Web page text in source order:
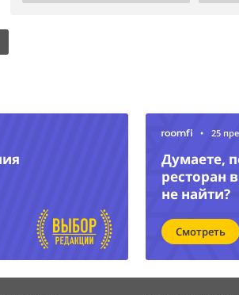
• 25
Думаете,
ресторан
не найти?
Смотреть